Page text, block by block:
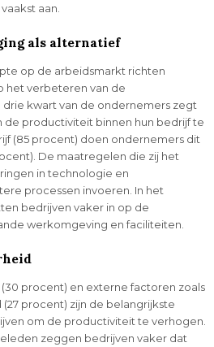
aan.
als alternatief
op de arbeidsmarkt richten
het verbeteren van de
kwart van de ondernemers zegt
productiviteit binnen hun bedrijf te
(85 procent) doen ondernemers dit
De maatregelen die zij het
in technologie en
processen invoeren. In het
bedrijven vaker in op de
werkomgeving en faciliteiten.
procent) en externe factoren zoals
procent) zijn de belangrijkste
om de productiviteit te verhogen.
zeggen bedrijven vaker dat